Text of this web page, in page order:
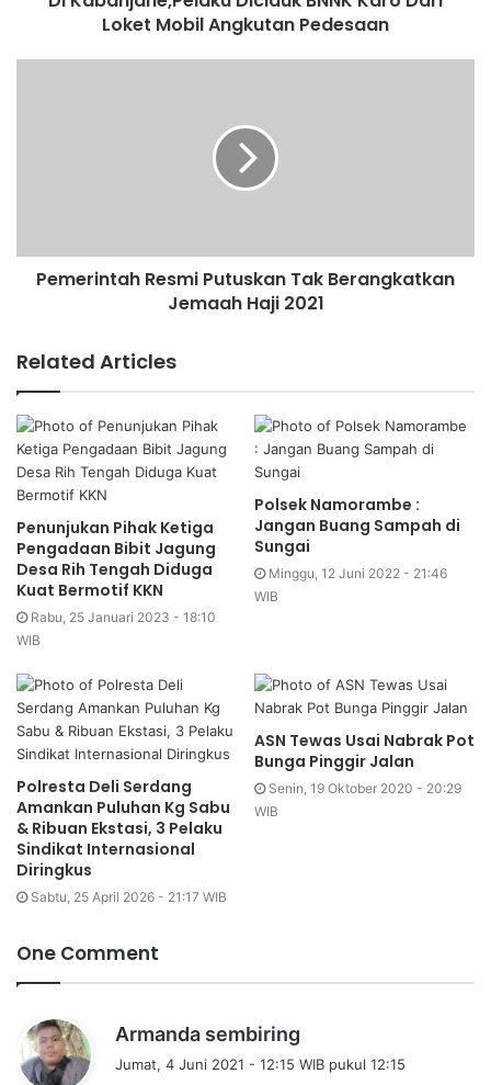
Loket Mobil Angkutan Pedesaan
Pemerintah Resmi Putuskan Tak Berangkatkan
Jemaah Haji 2021
Related Articles
Penunjukan Pihak Ketiga
Pengadaan Bibit Jagung
Desa Rih Tengah Diduga
Kuat Bermotif KKN
Rabu, 25 Januari 2023 - 18:10
WIB
Polsek Namorambe :
Jangan Buang Sampah di
Sungai
Minggu, 12 Juni 2022 - 21:46
WIB
Polresta Deli Serdang
Amankan Puluhan Kg Sabu
& Ribuan Ekstasi, 3 Pelaku
Sindikat Internasional
Diringkus
Sabtu, 25 April 2026 - 21:17 WIB
ASN Tewas Usai Nabrak Pot
Bunga Pinggir Jalan
Senin, 19 Oktober 2020 - 20:29
WIB
One Comment
Armanda sembiring
e
Jumat, 4 Juni 2021 - 12:15 WIB pukul 12:15